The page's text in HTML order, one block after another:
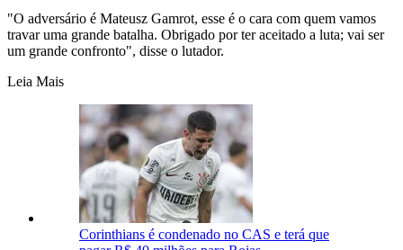
"O adversário é Mateusz Gamrot, esse é o cara com quem vamos
travar uma grande batalha. Obrigado por ter aceitado a luta; vai ser
um grande confronto", disse o lutador.
Leia Mais
Corinthians é condenado no CAS e terá que